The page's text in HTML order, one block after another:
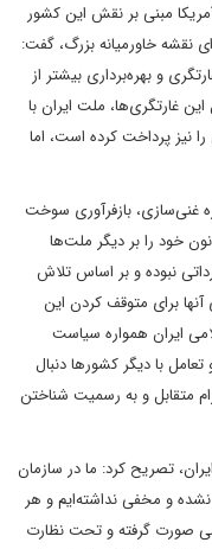
مبنی بر نقش این کشور
نقشه خاورمیانه بزرگ، گفت:
و بهره‌برداری بیشتر از
غارتگری‌ها، ملت ایران با
نیز پرداخت کرده است، اما
کنگره آمریکا درباره غنی‌سازی، بازفرآوری سوخت
خود را بر دیگر ملت‌ها
نبوده و بر اساس تلاش
برای متوقف کردن این
ایران همواره سیاست
با دیگر کشورها دنبال
متقابل و به رسمیت شناختن
تصریح کرد: ما در سازمان
نشده و مخفی نداشته‌ایم و هر
صورت گرفته و تحت نظارت